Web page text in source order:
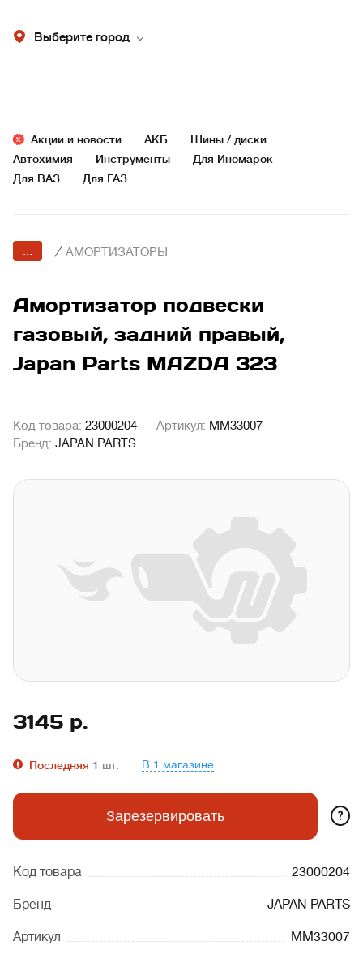
Выберите город
Акции и новости АКБ
Шины / диски
Автохимия
Инструменты
Для Иномарок
Для ВАЗ
Для ГАЗ
... / АМОРТИЗАТОРЫ
Амортизатор подвески
газовый, задний правый,
Japan Parts MAZDA 323
Код товара: 23000204 Артикул: MM33007
Бренд: JAPAN PARTS
3145 р.
Последняя 1 шт. В 1 магазине
Зарезервировать ?
Код товара 23000204
Бренд JAPAN PARTS
Артикул MM33007